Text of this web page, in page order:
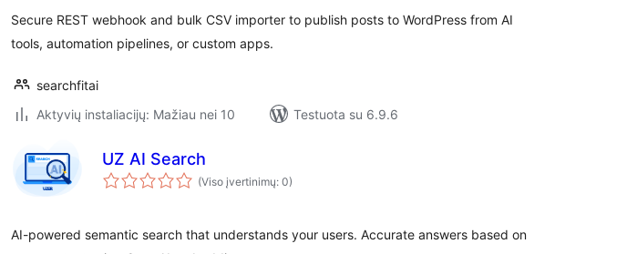
Secure REST webhook and bulk CSV importer to publish posts to WordPress from AI
tools, automation pipelines, or custom apps.
searchfitai
Aktyvių instaliacijų: Mažiau nei 10
Testuota su 6.9.6
UZ AI Search
(Viso įvertinimų: 0)
AI-powered semantic search that understands your users. Accurate answers based on